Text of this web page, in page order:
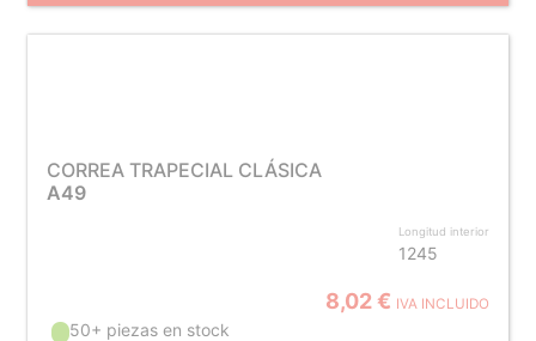
CORREA TRAPECIAL CLÁSICA
A49
Longitud interior
1245
8,02 € IVA INCLUIDO
50+ piezas en stock